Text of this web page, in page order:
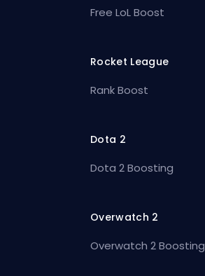
Free LoL Boost
Rocket League
Rank Boost
Dota 2
Dota 2 Boosting
Overwatch 2
Overwatch 2 Boosting